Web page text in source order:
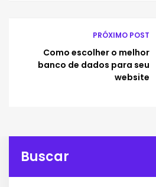
PRÓXIMO POST
Como escolher o melhor
banco de dados para seu
website
Buscar